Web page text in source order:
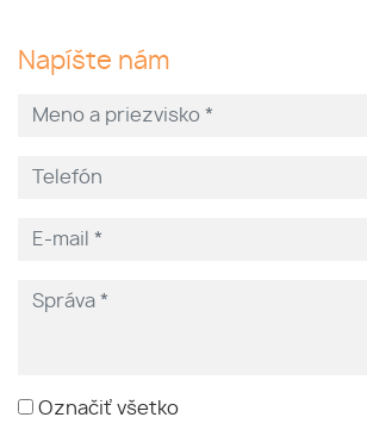
Napíšte nám
Označiť všetko